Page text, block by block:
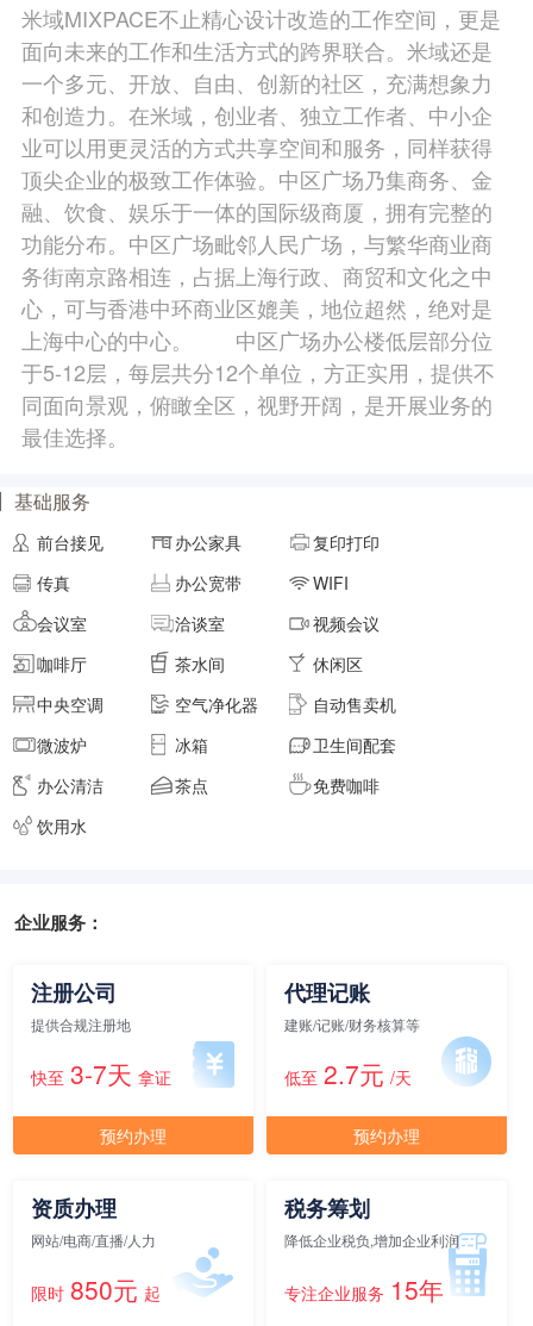
6人间 9600元/月/间
面积35㎡剩余 6间
7人间 11200元/月/间
面积40㎡剩余 5间
8人间 12800元/月/间
9人间 14400元/月/间
面积
10人间 16000 元/月/间
面积
剩余 2间
32000元/月/间
面积65㎡ 剩余 1间
剩余 3间
米域MIXPACE不止精心设计改造的工作空间，更是
面向未来的工作和生活方式的跨界联合。米域还是
一个多元、开放、自由、创新的社区，充满想象力
和创造力。在米域，创业者、独立工作者、中小企
业可以用更灵活的方式共享空间和服务，同样获得
顶尖企业的极致工作体验。中区广场乃集商务、金
融、饮食、娱乐于一体的国际级商厦，拥有完整的
功能分布。中区广场毗邻人民广场，与繁华商业商
务街南京路相连，占据上海行政、商贸和文化之中
心，可与香港中环商业区媲美，地位超然，绝对是
上海中心的中心。 中区广场办公楼低层部分位
于5-12层，每层共分12个单位，方正实用，提供不
同面向景观，俯瞰全区，视野开阔，是开展业务的
最佳选择。
基础服务
前台接见 办公家具
复印打印
传真
办公宽带
WIFI
会议室
洽谈室
视频会议
咖啡厅
茶水间
休闲区
中央空调
空气净化器
自动售卖机
微波炉
冰箱
卫生间配套
办公清洁
茶点
免费咖啡
饮用水
企业服务：
注册公司
提供合规注册地
快至 3-7天 拿证
预约办理
代理记账
建账/记账/财务核算等
低至 2.7元 /天
预约办理
资质办理
网站/电商/直播/人力
限时 850元 起
税务筹划
降低企业税负,增加企业利润
专注企业服务 15年